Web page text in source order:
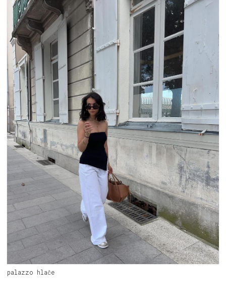
palazzo hlače